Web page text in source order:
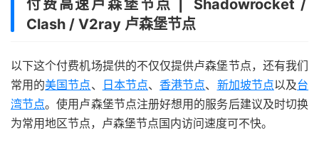
付费高速卢森堡节点 | Shadowrocket /
Clash / V2ray 卢森堡节点
以下这个付费机场提供的不仅仅提供卢森堡节点，还有我们
常用的美国节点、 日本节点、 香港节点、 新加坡节点以及台
湾节点。使用卢森堡节点注册好想用的服务后建议及时切换
为常用地区节点，卢森堡节点国内访问速度可不快。